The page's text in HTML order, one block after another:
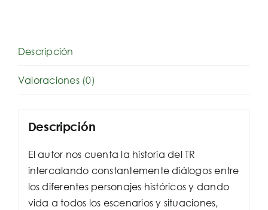
Descripción
Valoraciones (0)
Descripción
El autor nos cuenta la historia del TR
intercalando constantemente diálogos entre
los diferentes personajes históricos y dando
vida a todos los escenarios y situaciones,